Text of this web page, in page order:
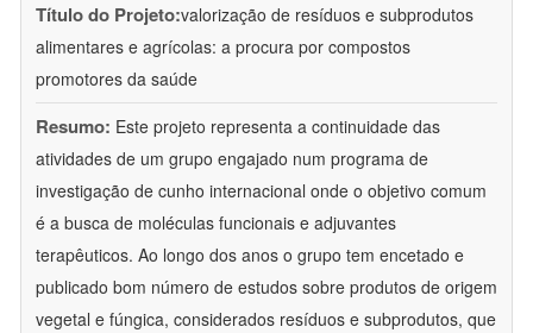
Título do Projeto:valorização de resíduos e subprodutos
alimentares e agrícolas: a procura por compostos
promotores da saúde
Resumo: Este projeto representa a continuidade das
atividades de um grupo engajado num programa de
investigação de cunho internacional onde o objetivo comum
é a busca de moléculas funcionais e adjuvantes
terapêuticos. Ao longo dos anos o grupo tem encetado e
publicado bom número de estudos sobre produtos de origem
vegetal e fúngica, considerados resíduos e subprodutos, que